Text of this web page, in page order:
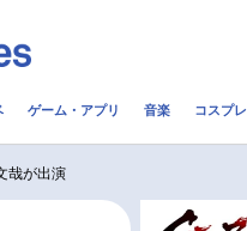
ゲーム・アプリ 音楽 コスプレ
哉が出演